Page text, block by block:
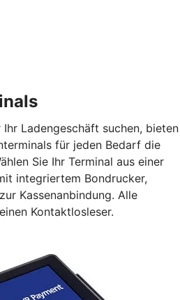
Ladengeschäft suchen, bieten
für jeden Bedarf die
Sie Ihr Terminal aus einer
integriertem Bondrucker,
Kassenanbindung. Alle
Kontaktlosleser.